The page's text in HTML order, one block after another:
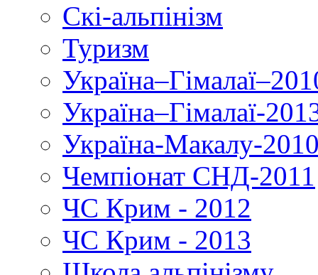
Скі-альпінізм
Туризм
Україна–Гімалаї-
Україна-Макалу-
Чемпіонат СНД-2011
ЧС Крим - 2012
ЧС Крим - 2013